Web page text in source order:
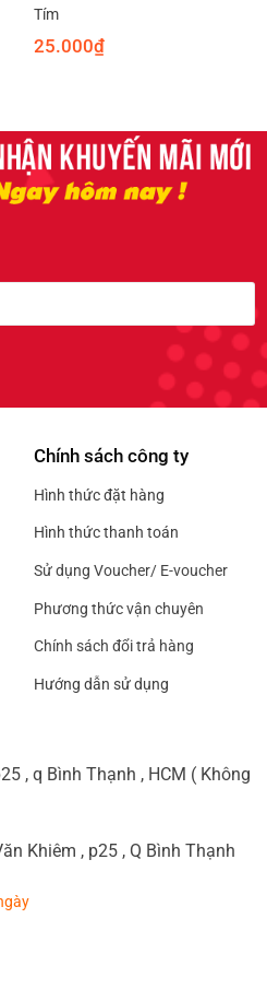
Tím
25.000₫
Chính sách công ty
Hình thức đặt hàng
Hình thức thanh toán
Sử dụng Voucher/ E-voucher
Phương thức vận chuyên
Chính sách đổi trả hàng
Hướng dẫn sử dụng
, q Bình Thạnh , HCM ( Không
Khiêm , p25 , Q Bình Thạnh